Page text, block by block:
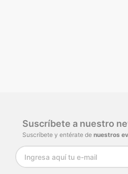
Suscríbete a nuestro
Suscríbete y entérate de nuestros